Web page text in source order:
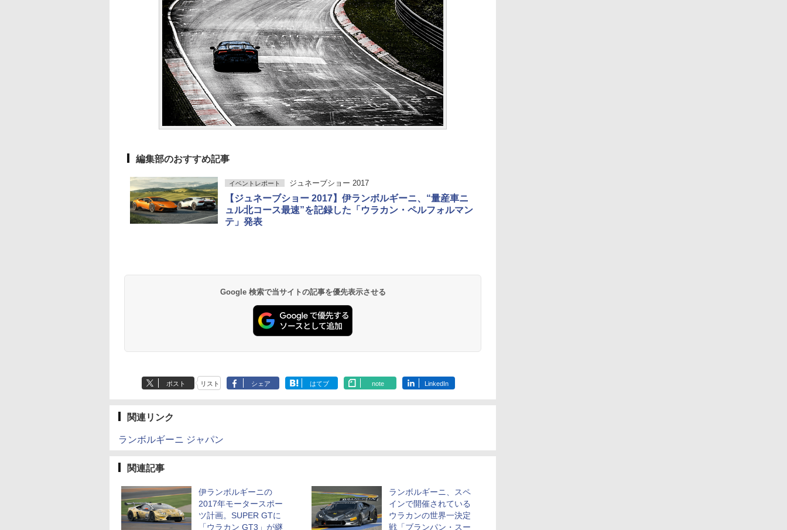
編集部のおすすめ記事
イベントレポート ジュネーブショー 2017
【ジュネーブショー 2017】伊ランボルギーニ、“量産車ニ
ュル北コース最速”を記録した「ウラカン・ペルフォルマン
テ」発表
Google 検索で当サイトの記事を優先表示させる
ポスト リスト シェア はてブ note LinkedIn
関連リンク
ランボルギーニ ジャパン
関連記事
伊ランボルギーニの
2017年モータースポー
ツ計画。SUPER GTに
「ウラカン GT3」が継
ランボルギーニ、スペ
インで開催されている
ウラカンの世界一決定
戦「ブランパン・スー